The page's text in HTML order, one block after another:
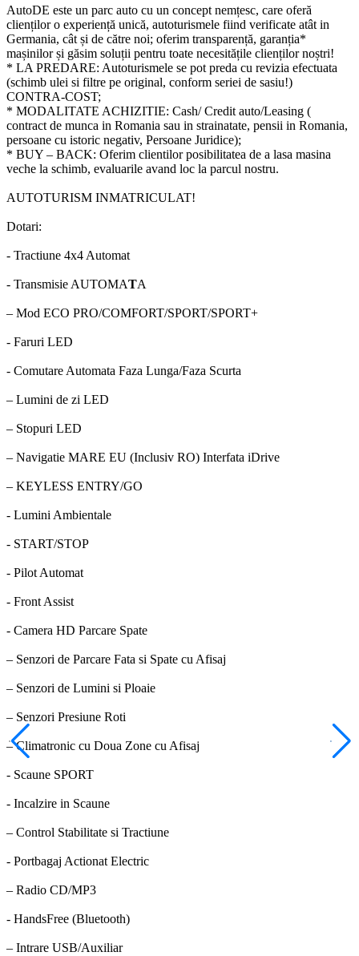
AutoDE este un parc auto cu un concept nemțesc, care oferă
clienților o experiență unică, autoturismele fiind verificate atât in
Germania, cât și de către noi; oferim transparență, garanția*
mașinilor și găsim soluții pentru toate necesitățile clienților noștri!
* LA PREDARE: Autoturismele se pot preda cu revizia efectuata
(schimb ulei si filtre pe original, conform seriei de sasiu!)
CONTRA-COST;
* MODALITATE ACHIZITIE: Cash/ Credit auto/Leasing (
contract de munca in Romania sau in strainatate, pensii in Romania,
persoane cu istoric negativ, Persoane Juridice);
* BUY – BACK: Oferim clientilor posibilitatea de a lasa masina
veche la schimb, evaluarile avand loc la parcul nostru.
AUTOTURISM INMATRICULAT!
Dotari:
- Tractiune 4x4 Automat
- Transmisie AUTOMATA
– Mod ECO PRO/COMFORT/SPORT/SPORT+
- Faruri LED
- Comutare Automata Faza Lunga/Faza Scurta
– Lumini de zi LED
– Stopuri LED
– Navigatie MARE EU (Inclusiv RO) Interfata iDrive
– KEYLESS ENTRY/GO
- Lumini Ambientale
- START/STOP
- Pilot Automat
- Front Assist
- Camera HD Parcare Spate
– Senzori de Parcare Fata si Spate cu Afisaj
– Senzori de Lumini si Ploaie
– Senzori Presiune Roti
– Climatronic cu Doua Zone cu Afisaj
- Scaune SPORT
- Incalzire in Scaune
– Control Stabilitate si Tractiune
- Portbagaj Actionat Electric
– Radio CD/MP3
- HandsFree (Bluetooth)
– Intrare USB/Auxiliar